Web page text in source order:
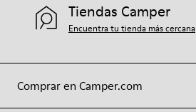
Comprar en Camper.com
Tiendas Camper
Encuentra tu tienda más cercana